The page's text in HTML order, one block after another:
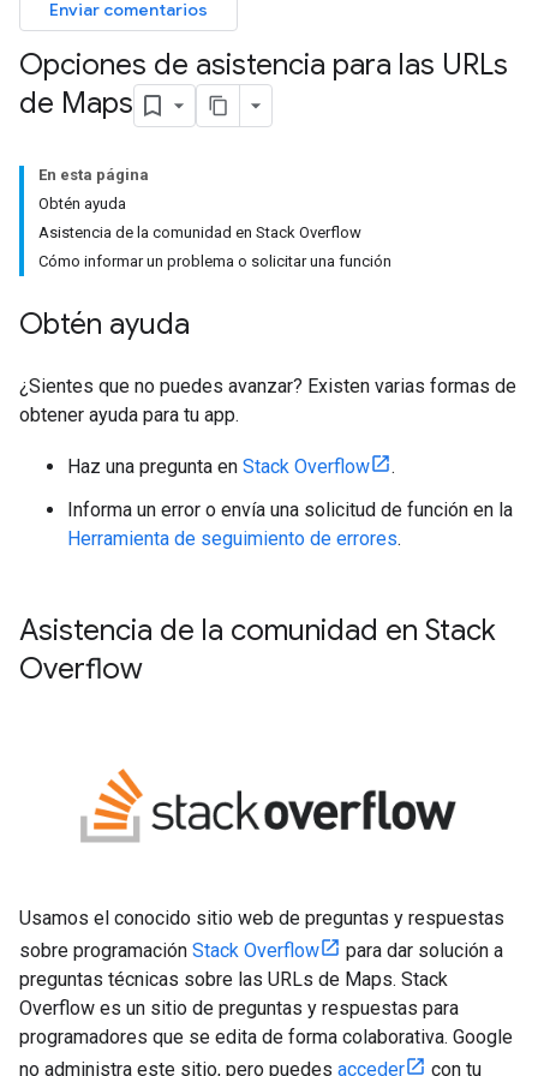
Enviar comentarios
Opciones de asistencia para las URLs
de Maps
En esta página
Obtén ayuda
Asistencia de la comunidad en Stack Overflow
Cómo informar un problema o solicitar una función
Obtén ayuda
¿Sientes que no puedes avanzar? Existen varias formas de
obtener ayuda para tu app.
Haz una pregunta en Stack Overflow
.
Informa un error o envía una solicitud de función en la
Herramienta de seguimiento de errores.
Asistencia de la comunidad en Stack
Overflow
Usamos el conocido sitio web de preguntas y respuestas
sobre programación Stack Overflow
para dar solución a
preguntas técnicas sobre las URLs de Maps. Stack
Overflow es un sitio de preguntas y respuestas para
programadores que se edita de forma colaborativa. Google
no administra este sitio, pero puedes acceder con tu